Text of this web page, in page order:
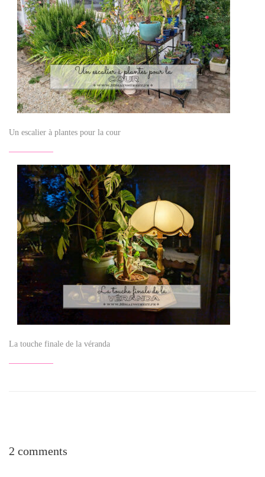
Un escalier à plantes pour la cour
La touche finale de la véranda
2 comments